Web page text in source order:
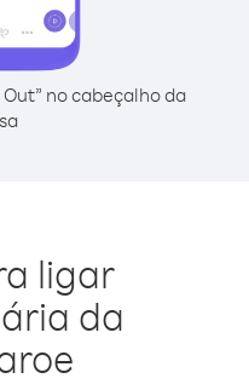
no cabeçalho da
ligar
da